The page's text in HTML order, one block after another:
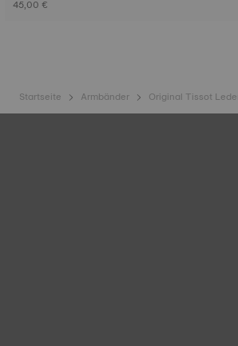
45,00 €
Startseite Armbänder Original Tissot